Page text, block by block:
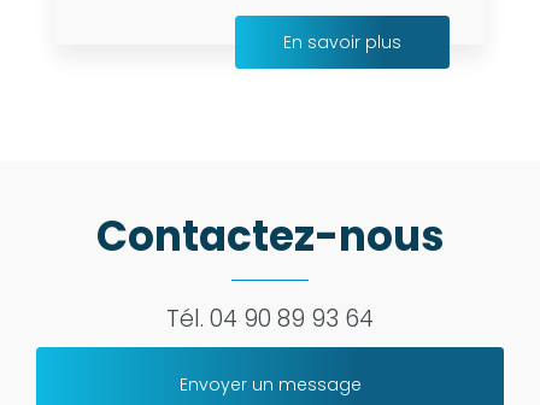
En savoir plus
Contactez-nous
Tél. 04 90 89 93 64
Envoyer un message